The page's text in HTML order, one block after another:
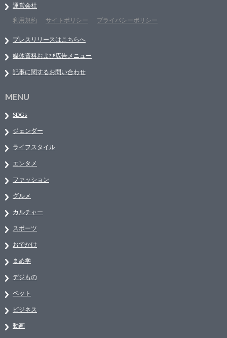
運営会社
利用規約
サイトポリシー プライバシーポリシー
プレスリリースはこちらへ
媒体資料および広告メニュー
記事に関するお問い合わせ
MENU
SDGs
ジェンダー
ライフスタイル
エンタメ
ファッション
グルメ
カルチャー
スポーツ
おでかけ
まめ学
デジもの
ペット
ビジネス
動画